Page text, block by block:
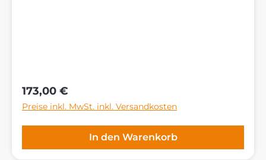
Regulärer Preis:
173,00 €
Preise inkl. MwSt. inkl. Versandkosten
In den Warenkorb